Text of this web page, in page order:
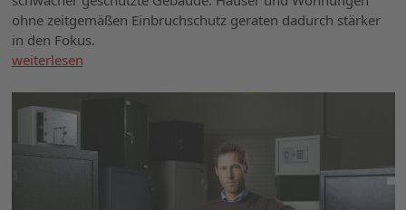
ohne zeitgemäßen Einbruchschutz geraten dadurch stärker
in den Fokus.
weiterlesen